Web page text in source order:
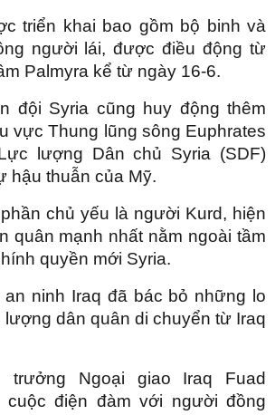
triển khai bao gồm bộ binh và
người lái, được điều động từ
Palmyra kể từ ngày 16-6.
đội Syria cũng huy động thêm
vực Thung lũng sông Euphrates
lượng Dân chủ Syria (SDF)
hậu thuẫn của Mỹ.
chủ yếu là người Kurd, hiện
quân mạnh nhất nằm ngoài tầm
quyền mới Syria.
ninh Iraq đã bác bỏ những lo
lượng dân quân di chuyển từ Iraq
trưởng Ngoại giao Iraq Fuad
cuộc điện đàm với người đồng